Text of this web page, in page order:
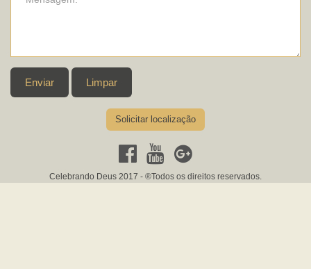
Enviar Limpar
Solicitar localização
Celebrando Deus 2017 - ®Todos os direitos reservados.